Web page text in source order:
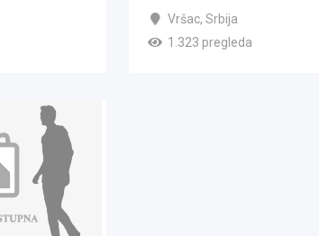
Vršac, Srbija
1.323 pregleda